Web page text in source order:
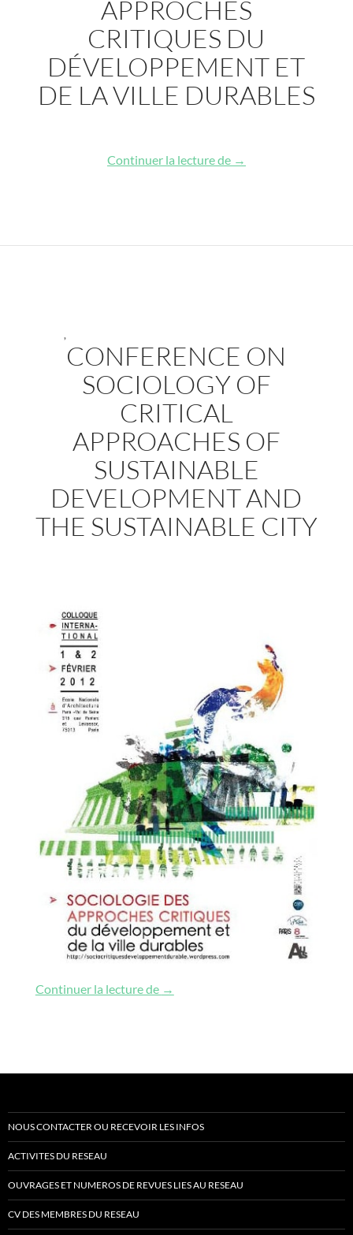
APPROCHES
CRITIQUES DU
DÉVELOPPEMENT ET
DE LA VILLE DURABLES
Continuer la lecture de Colloque Sociologie
→
,
CONFERENCE ON
SOCIOLOGY OF
CRITICAL
APPROACHES OF
SUSTAINABLE
DEVELOPMENT AND
THE SUSTAINABLE CITY
Continuer la lecture de Conference on sociology of
→
NOUS CONTACTER OU RECEVOIR LES INFOS
ACTIVITES DU RESEAU
OUVRAGES ET NUMEROS DE REVUES LIES AU RESEAU
CV DES MEMBRES DU RESEAU